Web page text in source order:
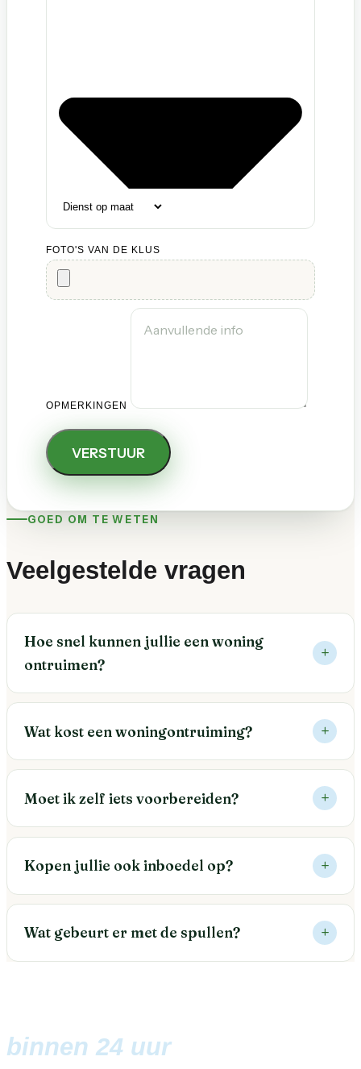
FOTO'S VAN DE KLUS
OPMERKINGEN
VERSTUUR
GOED OM TE WETEN
Veelgestelde vragen
Hoe snel kunnen jullie een woning
ontruimen?
Wat kost een woningontruiming?
Moet ik zelf iets voorbereiden?
Kopen jullie ook inboedel op?
Wat gebeurt er met de spullen?
binnen 24 uureen vaste